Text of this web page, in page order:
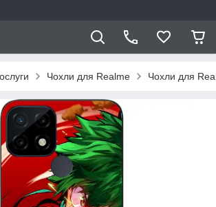
Чохли для Realme Чохли для